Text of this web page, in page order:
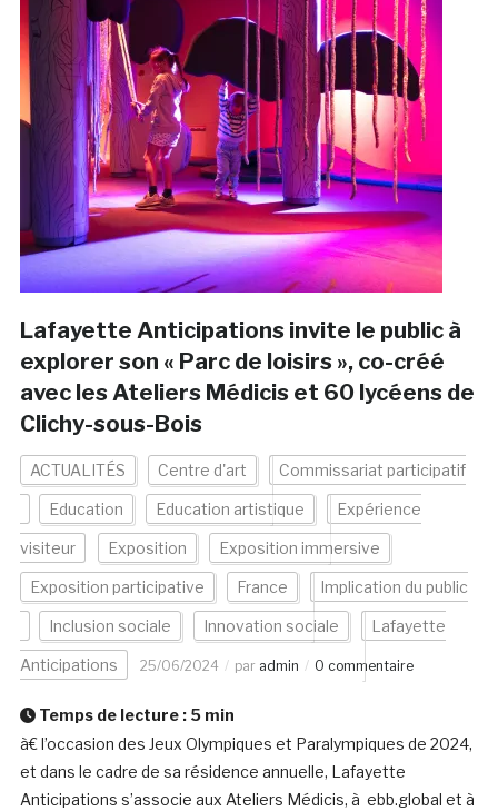
Lafayette Anticipations invite le public à
explorer son « Parc de loisirs », co-créé
avec les Ateliers Médicis et 60 lycéens de
Clichy-sous-Bois
ACTUALITÉS Centre d'art Commissariat participatif
Education Education artistique Expérience
visiteur Exposition Exposition immersive
Exposition participative France Implication du public
Inclusion sociale Innovation sociale Lafayette
Anticipations 25/06/2024 par admin 0 commentaire
Temps de lecture : 5 min
à€ l’occasion des Jeux Olympiques et Paralympiques de 2024,
et dans le cadre de sa résidence annuelle, Lafayette
Anticipations s’associe aux Ateliers Médicis, à ebb.global et à